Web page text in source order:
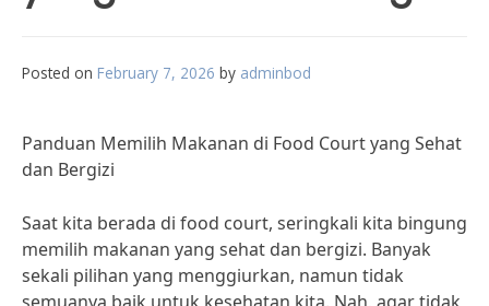
Posted on February 7, 2026 by adminbod
Panduan Memilih Makanan di Food Court yang Sehat
dan Bergizi
Saat kita berada di food court, seringkali kita bingung
memilih makanan yang sehat dan bergizi. Banyak
sekali pilihan yang menggiurkan, namun tidak